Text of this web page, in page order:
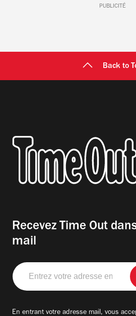
PUBLICITÉ
Back to
Recevez Time Out
mail
Entrez
votre
adresse
En entrant votre adresse mail, vous